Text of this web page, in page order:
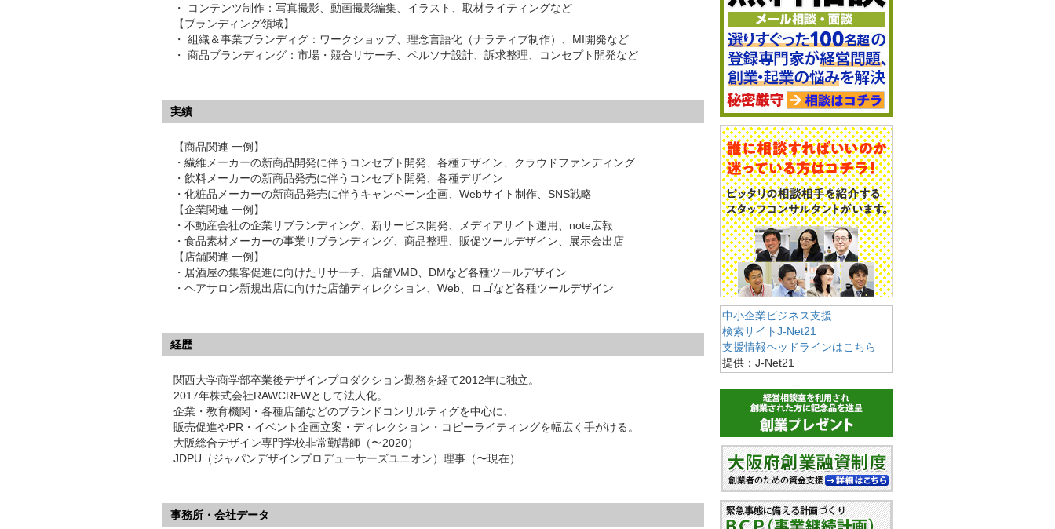
・ コンテンツ制作：写真撮影、動画撮影編集、イラスト、取材ライティングなど
【ブランディング領域】
・ 組織＆事業ブランディグ：ワークショップ、理念言語化（ナラティブ制作）、MI開発など
・ 商品ブランディング：市場・競合リサーチ、ペルソナ設計、訴求整理、コンセプト開発など
実績
【商品関連 一例】
・繊維メーカーの新商品開発に伴うコンセプト開発、各種デザイン、クラウドファンディング
・飲料メーカーの新商品発売に伴うコンセプト開発、各種デザイン
・化粧品メーカーの新商品発売に伴うキャンペーン企画、Webサイト制作、SNS戦略
【企業関連 一例】
・不動産会社の企業リブランディング、新サービス開発、メディアサイト運用、note広報
・食品素材メーカーの事業リブランディング、商品整理、販促ツールデザイン、展示会出店
【店舗関連 一例】
・居酒屋の集客促進に向けたリサーチ、店舗VMD、DMなど各種ツールデザイン
・ヘアサロン新規出店に向けた店舗ディレクション、Web、ロゴなど各種ツールデザイン
経歴
関西大学商学部卒業後デザインプロダクション勤務を経て2012年に独立。
2017年株式会社RAWCREWとして法人化。
企業・教育機関・各種店舗などのブランドコンサルティグを中心に、
販売促進やPR・イベント企画立案・ディレクション・コピーライティングを幅広く手がける。
大阪総合デザイン専門学校非常勤講師（〜2020）
JDPU（ジャパンデザインプロデューサーズユニオン）理事（〜現在）
事務所・会社データ
中小企業ビジネス支援
検索サイトJ-Net21
支援情報ヘッドラインはこちら
提供：J-Net21